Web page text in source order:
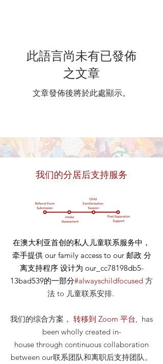
此語言尚未有已發佈
之文章
文章發佈後將於此處顯示。
我们的分居后支持服务
在澳大利亚首创的私人儿童联系服务中，
牵手提供 our family access to our 邮政 分
离支持程序 设计为 our_cc78198db5-
13bad539的一部分#alwayschildfocused 方
法to 儿童联系安排.
我们的综合方案， 转移到 Zoom 平台, has
been wholly created in-
house through continuous collaboration
between our联系团队和离职后支持团队。